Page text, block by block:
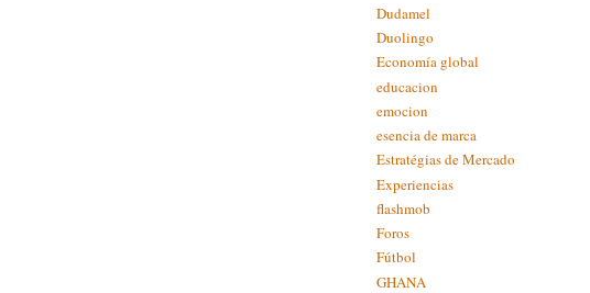
Dudamel
Duolingo
Economía global
educacion
emocion
esencia de marca
Estratégias de Mercado
Experiencias
flashmob
Foros
Fútbol
GHANA